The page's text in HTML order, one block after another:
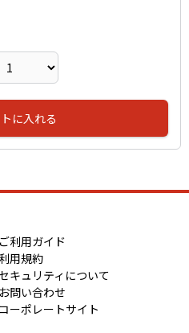
に入れる
ご利用ガイド
用規約
キュリティについて
お問い合わせ
コーポレートサイト